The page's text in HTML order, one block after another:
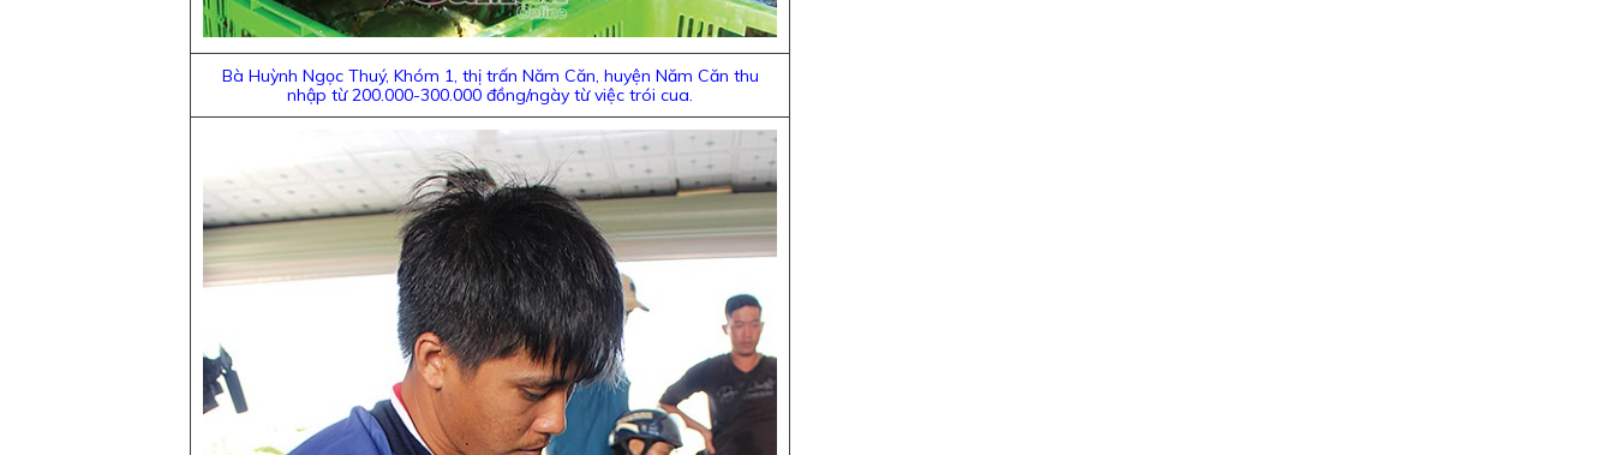
Bà Huỳnh Ngọc Thuý, Khóm 1, thị trấn Năm Căn, huyện Năm Căn thu
nhập từ 200.000-300.000 đồng/ngày từ việc trói cua.